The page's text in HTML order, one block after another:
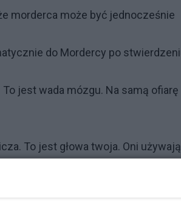
morderca może być jednocześnie
do Mordercy po
jest wada mózgu. Na samą ofiarę
To jest głowa twoja. Oni używają
konta 2ndlife.
działać na twój pożytek.